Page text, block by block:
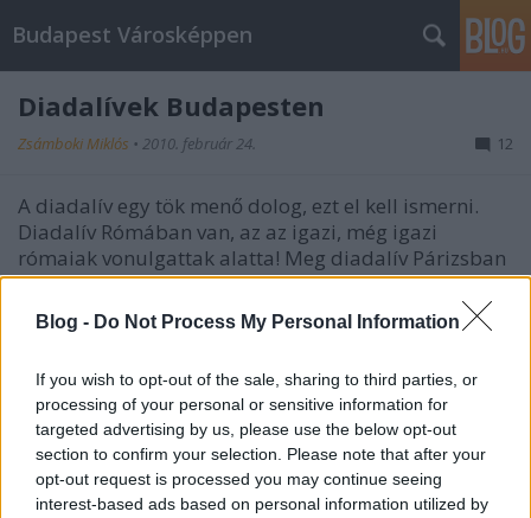
Blog - Do Not Process My Personal Information
If you wish to opt-out of the sale, sharing to third parties, or
processing of your personal or sensitive information for
targeted advertising by us, please use the below opt-out
section to confirm your selection. Please note that after your
opt-out request is processed you may continue seeing
interest-based ads based on personal information utilized by
Budapest Városképpen
Diadalívek Budapesten
Zsámboki Miklós • 2010. február 24. 12
A diadalív egy tök menő dolog, ezt el kell ismerni.
Diadalív Rómában van, az az igazi, még igazi
rómaiak vonulgattak alatta! Meg diadalív Párizsban
van, a körforgalom közepén, amelyben pedig mindig
elkeverednek az angol turisták bérelt kocsijukkal -
legalábbis a filmekben. Meg…
A Földművelési Minisztérium át nem
építése
BDzsH•2010. február 15.